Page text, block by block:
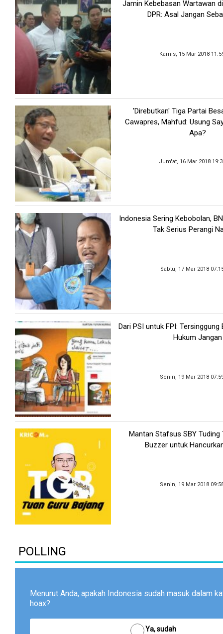
Jamin Kebebasan Wartawan
DPR: Asal Jangan
Kamis, 15 Mar 2018
'Direbutkan' Tiga Partai
Cawapres, Mahfud: Usung
Apa?
Jum'at, 16 Mar 2018
Indonesia Sering Kebobolan,
Tak Serius Perangi
Sabtu, 17 Mar 2018
Dari PSI untuk FPI: Tersinggung
Hukum Jangan
Senin, 19 Mar 2018
Mantan Stafsus SBY Tuding
Buzzer untuk
Senin, 19 Mar 2018
POLLING
Menurut Anda, apakah Indonesia sudah masuk dalam
hoax?
Ya, sudah